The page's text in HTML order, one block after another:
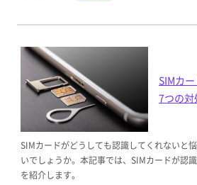
SIMカ
7つの
SIMカードがどうしても認識してくれないと
いでしょうか。本記事では、SIMカードが認
を紹介します。